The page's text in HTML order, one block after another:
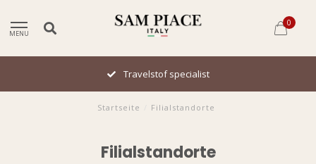
MENU
0
Travelstof specialist
Startseite Filialstandorte
Filialstandorte